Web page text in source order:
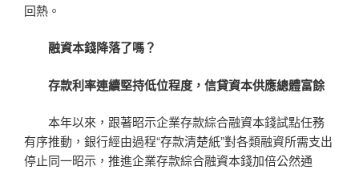
回熱。
融資本錢降落了嗎？
存款利率連續堅持低位程度，信貸資本供應總體富餘
本年以來，跟著昭示企業存款綜合融資本錢試點任務
有序推動，銀行經由過程“存款清楚紙”對各類融資所需支出
停止同一昭示，推進企業存款綜合融資本錢加倍公然通